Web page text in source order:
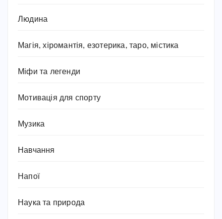
Людина
Магія, хіромантія, езотерика, таро, містика
Міфи та легенди
Мотивація для спорту
Музика
Навчання
Напої
Наука та природа